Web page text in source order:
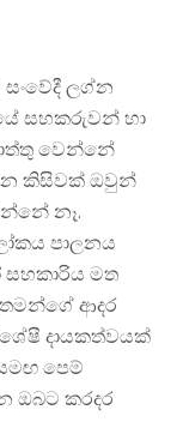
ලග්න
සහකරුවන් හා
වෙන්නේ
කිසිවක් ඔවුන්
නෑ.
පාලනය
මත
ආදර
දායකත්වයක්
පෙම්
ඔබට කරදර